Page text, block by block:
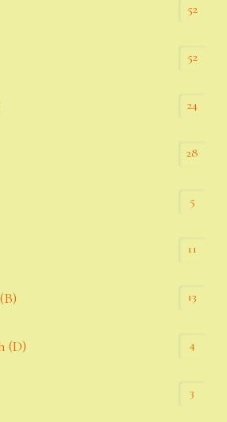
52
52
24
28
5
11
13
(D) 4
3